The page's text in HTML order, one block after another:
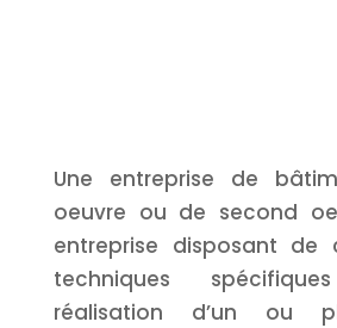
Une entreprise de
oeuvre ou de second
entreprise disposant de
techniques
réalisation d’un ou